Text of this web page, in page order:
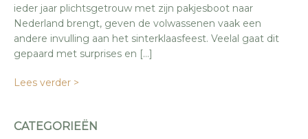
ieder jaar plichtsgetrouw met zijn pakjesboot naar
Nederland brengt, geven de volwassenen vaak een
andere invulling aan het sinterklaasfeest. Veelal gaat dit
gepaard met surprises en […]
Lees verder >
CATEGORIEËN